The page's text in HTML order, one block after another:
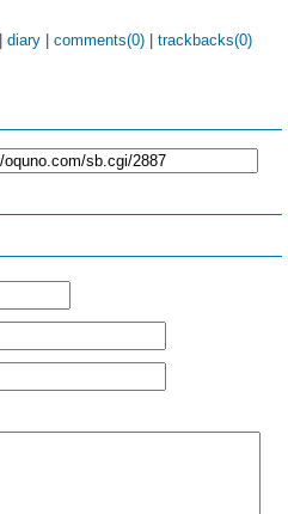
diary comments(0) trackbacks(0)